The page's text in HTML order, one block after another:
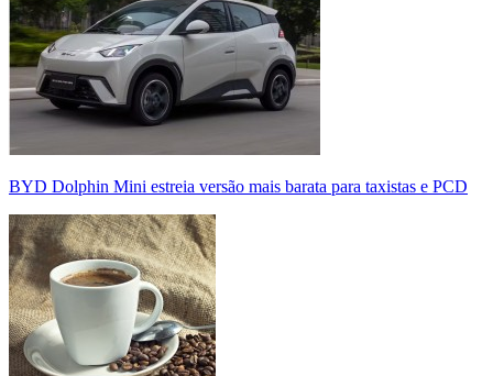
BYD Dolphin Mini estreia versão mais barata para taxistas e PCD